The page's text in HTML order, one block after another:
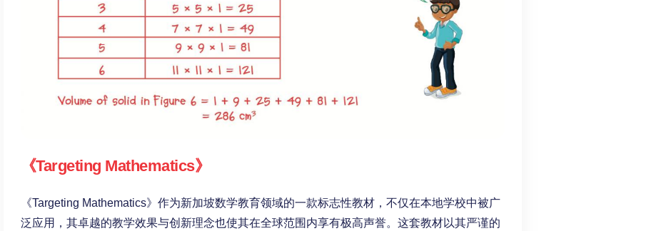
《Targeting Mathematics》
《Targeting Mathematics》作为新加坡数学教育领域的一款标志性教材，不仅在本地学校中被广
泛应用，其卓越的教学效果与创新理念也使其在全球范围内享有极高声誉。这套教材以其严谨的